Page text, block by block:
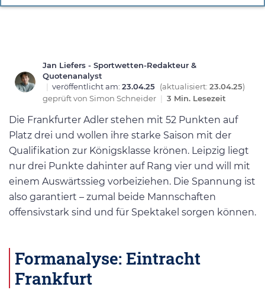
Jan Liefers - Sportwetten-Redakteur &
Quotenanalyst
| veröffentlicht am: 23.04.25 (aktualisiert: 23.04.25)
geprüft von Simon Schneider | 3 Min. Lesezeit
Die Frankfurter Adler stehen mit 52 Punkten auf
Platz drei und wollen ihre starke Saison mit der
Qualifikation zur Königsklasse krönen. Leipzig liegt
nur drei Punkte dahinter auf Rang vier und will mit
einem Auswärtssieg vorbeiziehen​. Die Spannung ist
also garantiert – zumal beide Mannschaften
offensivstark sind und für Spektakel sorgen können.
Formanalyse: Eintracht
Frankfurt